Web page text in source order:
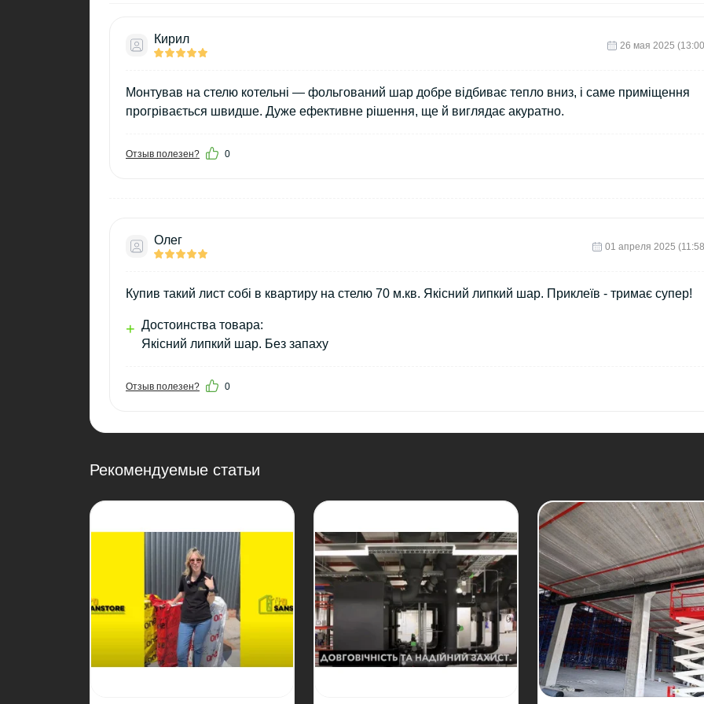
Кирил 26 мая 2025
Монтував на стелю котельні — фольгований шар добре відбиває тепло вниз, і саме приміщення
прогрівається швидше. Дуже ефективне рішення, ще й виглядає акуратно.
Отзыв полезен? 0
Олег 01 апреля 2025
Купив такий лист собі в квартиру на стелю 70 м.кв. Якісний липкий шар. Приклеїв - тримає супер!
+ Достоинства товара:
Якісний липкий шар. Без запаху
Отзыв полезен? 0
Рекомендуемые статьи